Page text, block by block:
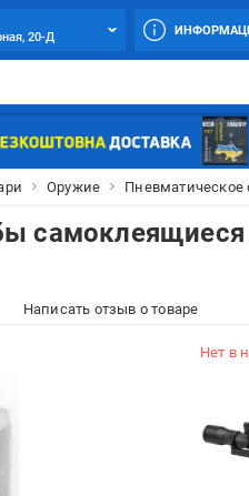
20-Д
Оружие Пневматическое
самоклеящиеся
Написать отзыв о товаре
Нет в